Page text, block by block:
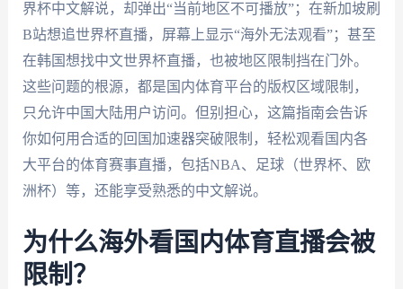
界杯中文解说，却弹出“当前地区不可播放”；在新加坡刷
B站想追世界杯直播，屏幕上显示“海外无法观看”；甚至
在韩国想找中文世界杯直播，也被地区限制挡在门外。
这些问题的根源，都是国内体育平台的版权区域限制，
只允许中国大陆用户访问。但别担心，这篇指南会告诉
你如何用合适的回国加速器突破限制，轻松观看国内各
大平台的体育赛事直播，包括NBA、足球（世界杯、欧
洲杯）等，还能享受熟悉的中文解说。
为什么海外看国内体育直播会被
限制？